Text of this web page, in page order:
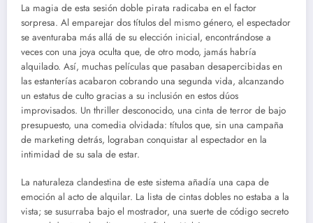
La magia de esta sesión doble pirata radicaba en el factor
sorpresa. Al emparejar dos títulos del mismo género, el espectador
se aventuraba más allá de su elección inicial, encontrándose a
veces con una joya oculta que, de otro modo, jamás habría
alquilado. Así, muchas películas que pasaban desapercibidas en
las estanterías acabaron cobrando una segunda vida, alcanzando
un estatus de culto gracias a su inclusión en estos dúos
improvisados. Un thriller desconocido, una cinta de terror de bajo
presupuesto, una comedia olvidada: títulos que, sin una campaña
de marketing detrás, lograban conquistar al espectador en la
intimidad de su sala de estar.
La naturaleza clandestina de este sistema añadía una capa de
emoción al acto de alquilar. La lista de cintas dobles no estaba a la
vista; se susurraba bajo el mostrador, una suerte de código secreto